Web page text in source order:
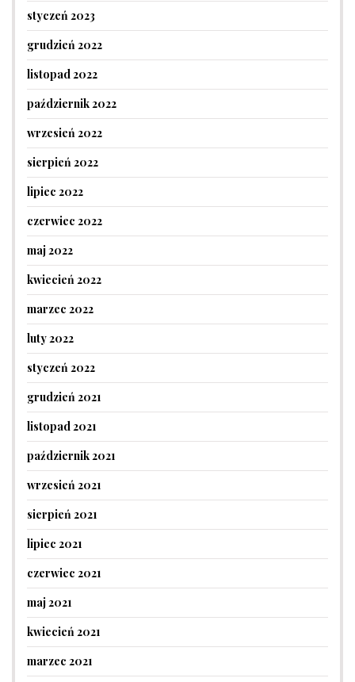
styczeń 2023
grudzień 2022
listopad 2022
październik 2022
wrzesień 2022
sierpień 2022
lipiec 2022
czerwiec 2022
maj 2022
kwiecień 2022
marzec 2022
luty 2022
styczeń 2022
grudzień 2021
listopad 2021
październik 2021
wrzesień 2021
sierpień 2021
lipiec 2021
czerwiec 2021
maj 2021
kwiecień 2021
marzec 2021